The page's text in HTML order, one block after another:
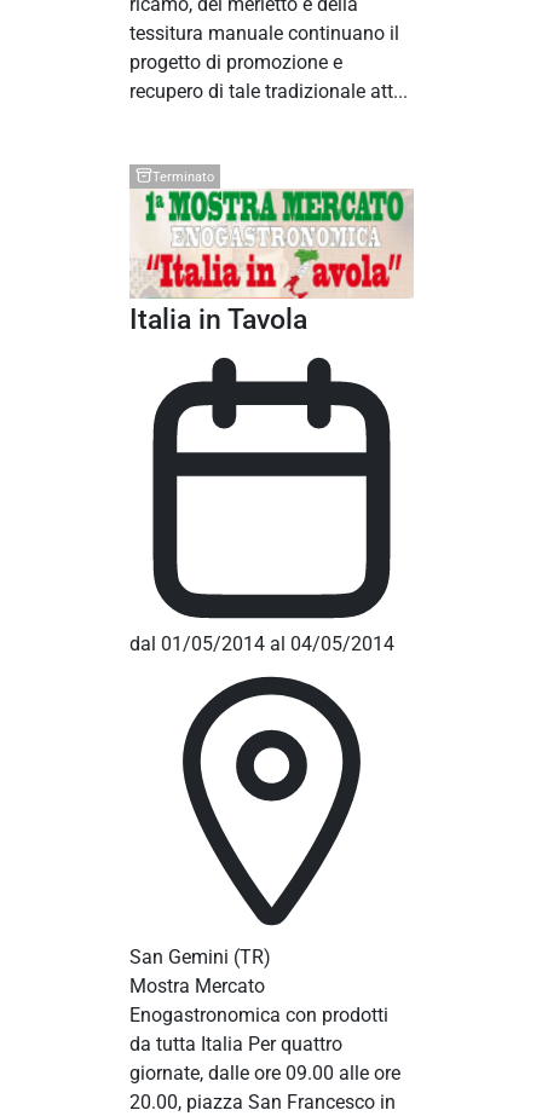
ricamo, del merletto e della
tessitura manuale continuano il
progetto di promozione e
recupero di tale tradizionale att...
Terminato
Italia in Tavola
dal 01/05/2014 al 04/05/2014
San Gemini (TR)
Mostra Mercato
Enogastronomica con prodotti
da tutta Italia Per quattro
giornate, dalle ore 09.00 alle ore
20.00, piazza San Francesco in